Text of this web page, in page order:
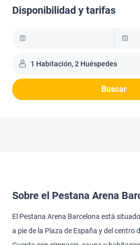
Disponibilidad y tarifas
1 Habitación, 2 Huéspedes
Buscar
Sobre el Pestana Arena
El Pestana Arena Barcelona está
a pie de la Plaza de España y del centro